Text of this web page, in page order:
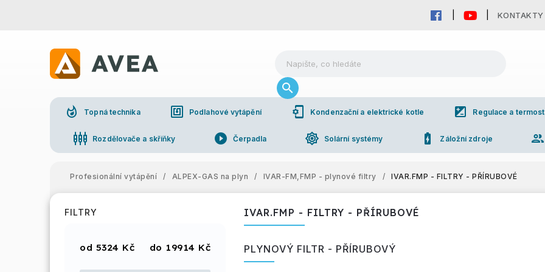
KONTAKTY
whatshot Topná technika nfc Podlahové vytápění phonelink_setup Kondenzační a elektrické kotle iso Regulace a
settings_input_component Rozdělovače a skříňky play_circle_filled Čerpadla brightness_high Solární systémy battery_charging_full Záložní zdroje group
Profesionální vytápění / ALPEX-GAS na plyn / IVAR-FM,FMP - plynové filtry / IVAR.FMP - FILTRY - PŘÍRUBOVÉ
FILTRY
5324 Kč 19914 Kč
IVAR.FMP - FILTRY - PŘÍRUBOVÉ
PLYNOVÝ FILTR - PŘÍRUBOVÝ